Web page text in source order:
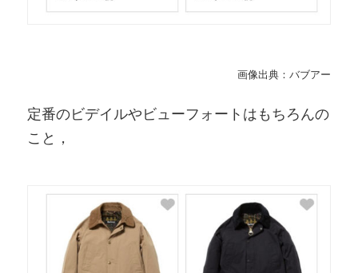
画像出典：バブアー
定番のビデイルやビューフォートはもちろんの
こと，